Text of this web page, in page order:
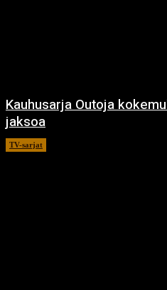
Kauhusarja Outoja
jaksoa
TV-sarjat